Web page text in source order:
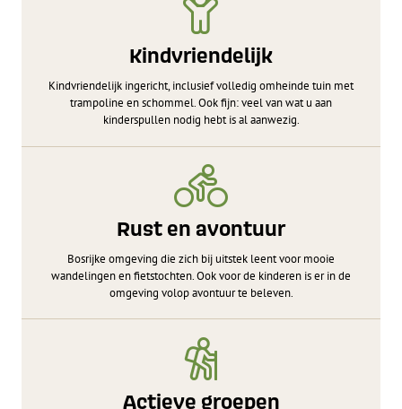
Kindvriendelijk
Kindvriendelijk ingericht, inclusief volledig omheinde tuin met
trampoline en schommel. Ook fijn: veel van wat u aan
kinderspullen nodig hebt is al aanwezig.
Rust en avontuur
Bosrijke omgeving die zich bij uitstek leent voor mooie
wandelingen en fietstochten. Ook voor de kinderen is er in de
omgeving volop avontuur te beleven.
Actieve groepen